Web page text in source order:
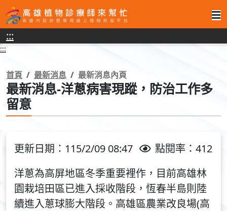
高
雄
植
物
診
療
來
忙
:::
:::
最新消息-洋蔥病害現蹤，防治工作多
留意
首頁 最新消息 最新消息內頁
更新日期：115/2/09 08:47
點閱率：412
洋蔥為高屏地區冬季重要裡作，目前高雄林
園栽培田區已進入採收階段，恆春半島則陸
續進入蔥球膨大階段。高雄區農業改良場(高